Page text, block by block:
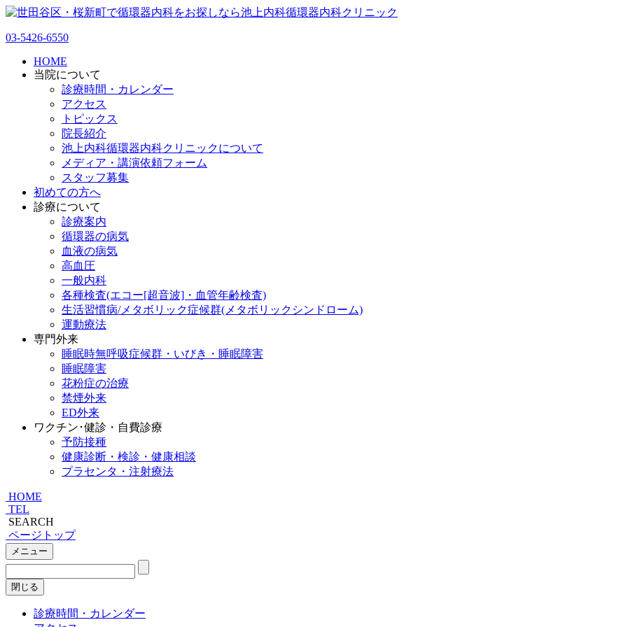
03-5426-6550
HOME
当院について
診療時間・カレンダー
アクセス
トピックス
院長紹介
池上内科循環器内科クリニックについて
メディア・講演依頼フォーム
スタッフ募集
初めての方へ
診療について
診療案内
循環器の病気
血液の病気
高血圧
一般内科
各種検査(エコー[超音波]・血管年齢検査)
生活習慣病/メタボリック症候群(メタボリックシンドローム)
運動療法
専門外来
睡眠時無呼吸症候群・いびき・睡眠障害
睡眠障害
花粉症の治療
禁煙外来
ED外来
ワクチン･健診・自費診療
予防接種
健康診断・検診・健康相談
プラセンタ・注射療法
HOME
TEL
SEARCH
ページトップ
メニュー
閉じる
診療時間・カレンダー